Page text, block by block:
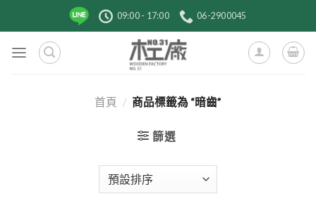
09:00 - 17:00 06-2900045
首頁 / 商品標籤為 “暗齒”
篩選